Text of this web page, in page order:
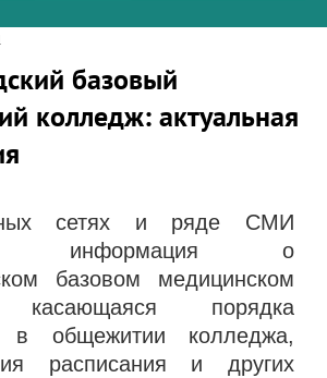
базовый
колледж: актуальная
сетях и ряде СМИ
информация о
базовом медицинском
касающаяся порядка
в общежитии колледжа,
расписания и других